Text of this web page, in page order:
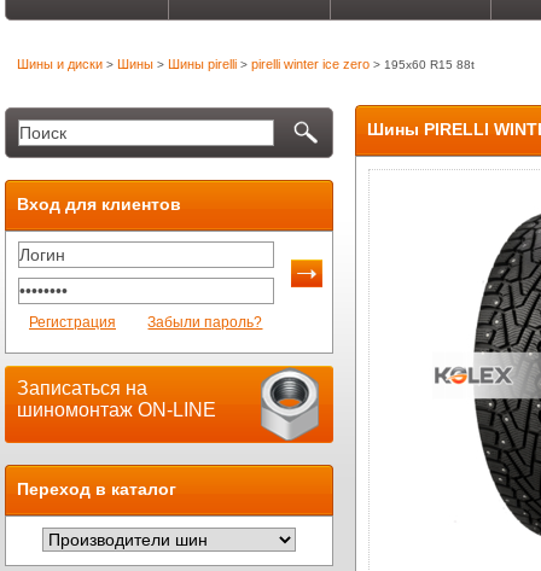
Шины и диски > Шины > Шины pirelli > pirelli winter ice zero > 195x60 R15 88t
Вход для клиентов
Регистрация Забыли пароль?
Записаться на
шиномонтаж ON-LINE
Переход в каталог
Шины PIRELLI